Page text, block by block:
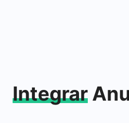
Integrar